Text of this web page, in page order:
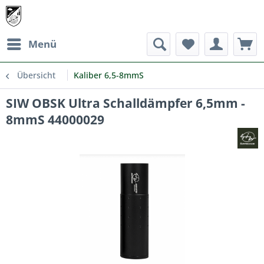
Menü
Übersicht Kaliber 6,5-8mmS
SIW OBSK Ultra Schalldämpfer 6,5mm -
8mmS 44000029